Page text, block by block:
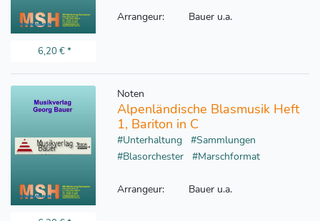
6,20 €*
Arrangeur: Bauer u.a.
Noten
Alpenländische Blasmusik Heft
1, Bariton in C
#Unterhaltung
#Sammlungen
#Blasorchester
#Marschformat
Arrangeur: Bauer u.a.